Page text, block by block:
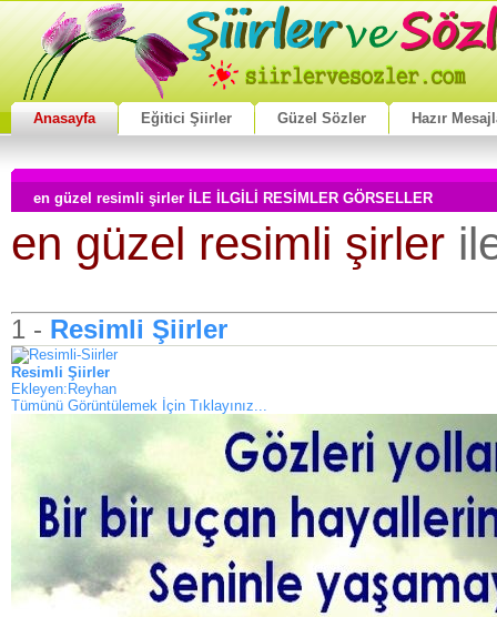
Anasayfa Eğitici Şiirler Güzel Sözler Hazır
en güzel resimli şirler İLE İLGİLİ RESİMLER GÖRSELLER
en güzel resimli şirler
1 - Resimli Şiirler
Resimli Şiirler
Ekleyen:Reyhan
Tümünü Görüntülemek İçin Tıklayınız...